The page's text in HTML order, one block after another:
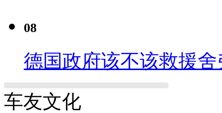
08
德国政府该不该救援舍
车友文化